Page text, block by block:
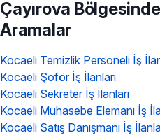
Çayırova
Aramalar
Kocaeli Temizlik Personeli İş
Kocaeli Şoför İş İlanları
Kocaeli Sekreter İş İlanları
Kocaeli Muhasebe Elemanı İş
Kocaeli Satış Danışmanı İş